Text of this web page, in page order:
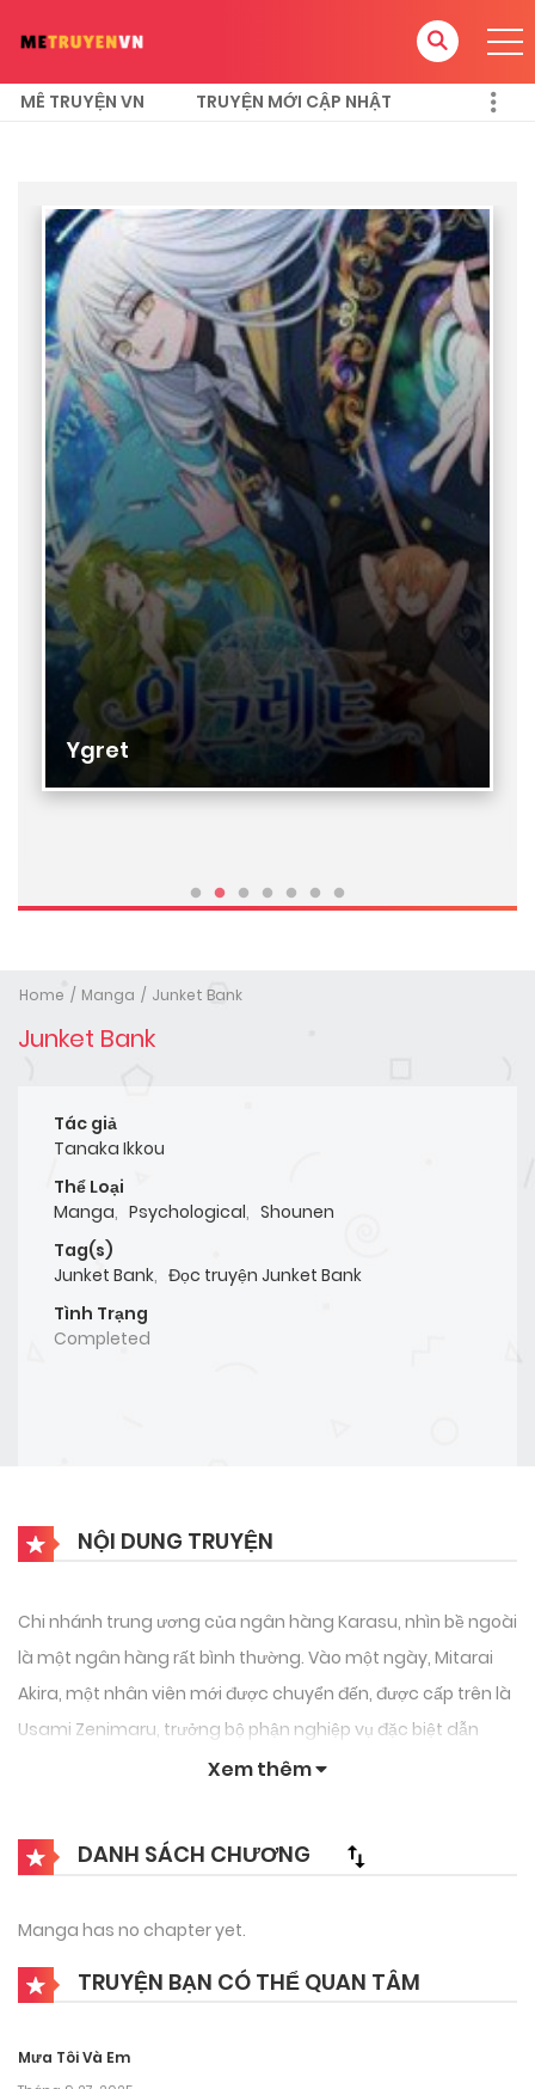
MÊ TRUYỆN VN TRUYỆN MỚI CẬP NHẬT
Ygret
Home Manga Junket Bank
Junket Bank
Tác giả
Tanaka Ikkou
Thể Loại
Manga, Psychological, Shounen
Tag(s)
Junket Bank, Đọc truyện Junket Bank
Tình Trạng
Completed
NỘI DUNG TRUYỆN
Chi nhánh trung ương của ngân hàng Karasu, nhìn bề ngoài
là một ngân hàng rất bình thường. Vào một ngày, Mitarai
Akira, một nhân viên mới được chuyển đến, được cấp trên là
Usami Zenimaru, trưởng bộ phận nghiệp vụ đặc biệt dẫn
xuống tầng hầm của ngân hàng. Đây là nơi mảng kinh
Mitarai Akira đã vô tình chứng kiến trận đấu của Mafutsu
Shin, một con bạc bí ẩn…Cuộc chiến giữa nhân viên ngân
Xem thêm
DANH SÁCH CHƯƠNG
Manga has no chapter yet.
TRUYỆN BẠN CÓ THỂ QUAN TÂM
Mưa Tôi Và Em